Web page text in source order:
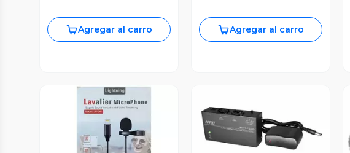
Agregar al carro Agregar al carro
Vista Previa Vista Previa